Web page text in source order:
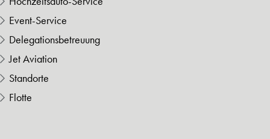
Event-Service
Delegationsbetreuung
Jet Aviation
Standorte
Flotte